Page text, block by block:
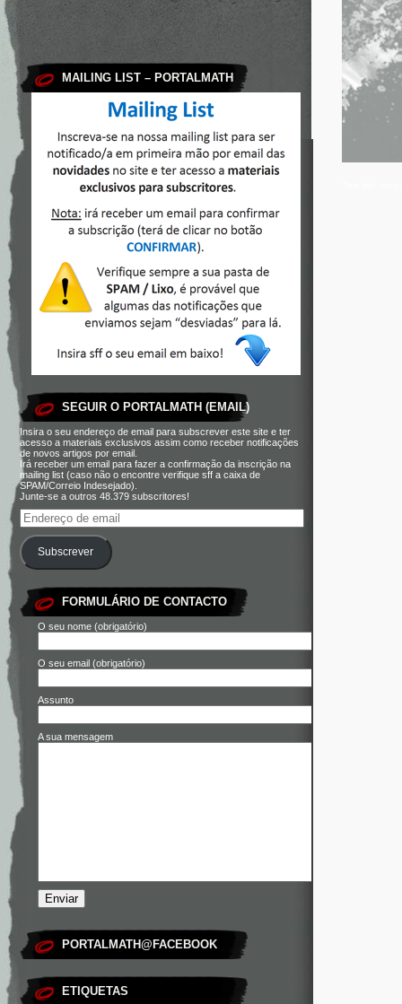
MAILING LIST – PORTALMATH
SEGUIR O PORTALMATH (EMAIL)
Insira o seu endereço de email para subscrever este site e ter
acesso a materiais exclusivos assim como receber notificações
de novos artigos por email.
Irá receber um email para fazer a confirmação da inscrição na
mailing list (caso não o encontre verifique sff a caixa de
SPAM/Correio Indesejado).
Junte-se a outros 48.379 subscritores!
Subscrever
FORMULÁRIO DE CONTACTO
O seu nome (obrigatório)
O seu email (obrigatório)
Assunto
A sua mensagem
PORTALMATH@FACEBOOK
ETIQUETAS